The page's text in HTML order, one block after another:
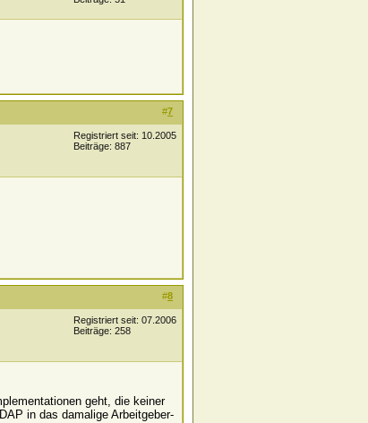
#7
Registriert seit: 10.2005
Beiträge: 887
#8
Registriert seit: 07.2006
Beiträge: 258
geht, die keiner
in das damalige Arbeitgeber-